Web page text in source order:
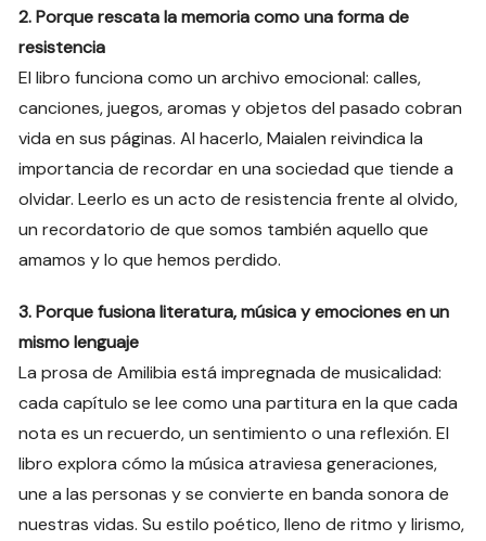
2. Porque rescata la memoria como una forma de
resistencia
El libro funciona como un archivo emocional: calles,
canciones, juegos, aromas y objetos del pasado cobran
vida en sus páginas. Al hacerlo, Maialen reivindica la
importancia de recordar en una sociedad que tiende a
olvidar. Leerlo es un acto de resistencia frente al olvido,
un recordatorio de que somos también aquello que
amamos y lo que hemos perdido.
3. Porque fusiona literatura, música y emociones en un
mismo lenguaje
La prosa de Amilibia está impregnada de musicalidad:
cada capítulo se lee como una partitura en la que cada
nota es un recuerdo, un sentimiento o una reflexión. El
libro explora cómo la música atraviesa generaciones,
une a las personas y se convierte en banda sonora de
nuestras vidas. Su estilo poético, lleno de ritmo y lirismo,